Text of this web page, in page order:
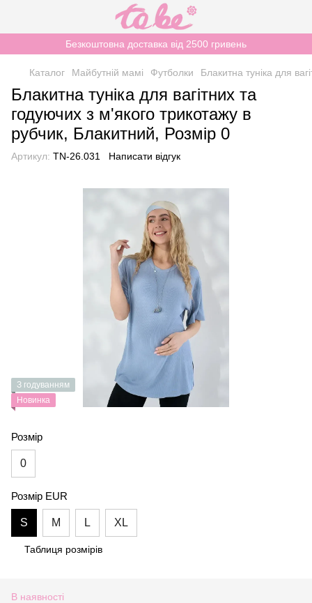
Безкоштовна доставка від 2500 гривень
Каталог Майбутній мамі Футболки Блакитна туніка для
Блакитна туніка для вагітних та
годуючих з м'якого трикотажу в
рубчик, Блакитний, Розмір 0
Артикул: TN-26.031 Написати відгук
З годуванням
Новинка
Розмір
0
Розмір EUR
S M L XL
Таблиця розмірів
В наявності